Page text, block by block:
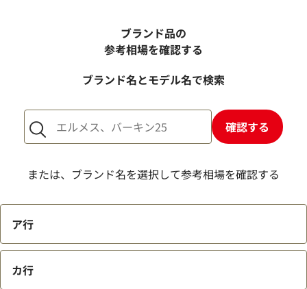
売却するか悩んでいるのですが、査定だけお願いできます
1点からでも査定できますか？
ブランド品の
参考相場を確認する
ブランド名とモデル名で検索
確認する
または、ブランド名を選択して参考相場を確認する
ア行
カ行